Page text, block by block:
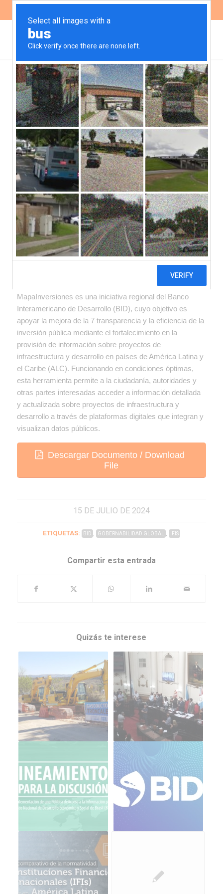
Plataforma
MapaInversiones
Argentina: Fortalezas y
Aspectos a Mejorar
MapaInversiones es una iniciativa regional del Banco
Interamericano de Desarrollo (BID), cuyo objetivo es
apoyar la mejora de la 7 transparencia y la eficiencia de la
inversión pública mediante el fortalecimiento en la
provisión de información sobre proyectos de
infraestructura y desarrollo en países de América Latina y
el Caribe (ALC). Funcionando en condiciones óptimas,
esta herramienta permite a la ciudadanía, autoridades y
otras partes interesadas acceder a información detallada
y actualizada sobre proyectos de infraestructura y
desarrollo a través de plataformas digitales que integran y
visualizan datos públicos.
Descargar Documento / Download
File
15 DE JULIO DE 2024
ETIQUETAS: BID , GOBERNABILIDAD GLOBAL , IFIS
Compartir esta entrada
Quizás te interese